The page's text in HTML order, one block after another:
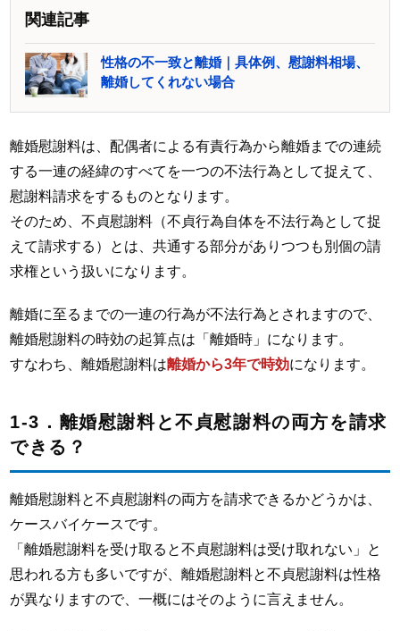
関連記事
性格の不一致と離婚｜具体例、慰謝料相場、
離婚してくれない場合
離婚慰謝料は、配偶者による有責行為から離婚までの連続
する一連の経緯のすべてを一つの不法行為として捉えて、
慰謝料請求をするものとなります。
そのため、不貞慰謝料（不貞行為自体を不法行為として捉
えて請求する）とは、共通する部分がありつつも別個の請
求権という扱いになります。
離婚に至るまでの一連の行為が不法行為とされますので、
離婚慰謝料の時効の起算点は「離婚時」になります。
すなわち、離婚慰謝料は離婚から3年で時効になります。
1-3．離婚慰謝料と不貞慰謝料の両方を請求
できる？
離婚慰謝料と不貞慰謝料の両方を請求できるかどうかは、
ケースバイケースです。
「離婚慰謝料を受け取ると不貞慰謝料は受け取れない」と
思われる方も多いですが、離婚慰謝料と不貞慰謝料は性格
が異なりますので、一概にはそのように言えません。